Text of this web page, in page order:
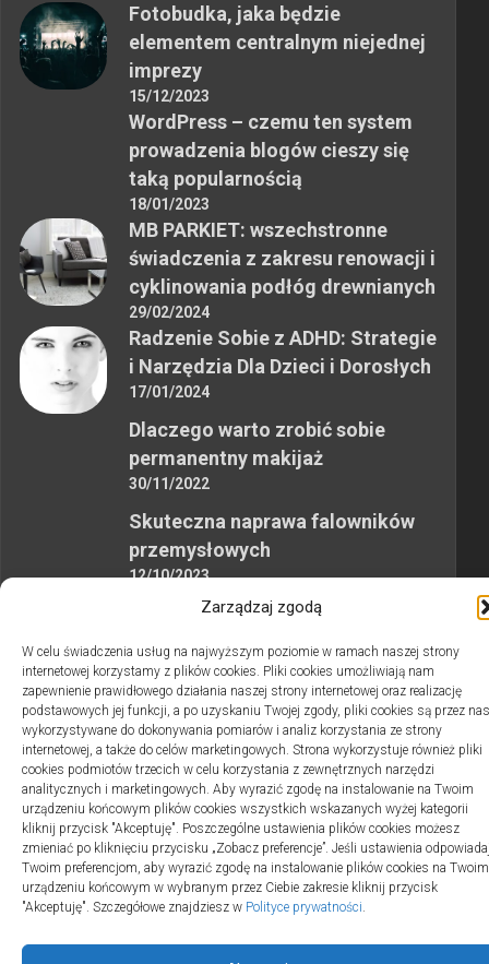
Zarządzaj zgodą
W celu świadczenia usług na najwyższym poziomie w ramach naszej strony
internetowej korzystamy z plików cookies. Pliki cookies umożliwiają nam
zapewnienie prawidłowego działania naszej strony internetowej oraz realizację
podstawowych jej funkcji, a po uzyskaniu Twojej zgody, pliki cookies są przez nas
wykorzystywane do dokonywania pomiarów i analiz korzystania ze strony
internetowej, a także do celów marketingowych. Strona wykorzystuje również pliki
cookies podmiotów trzecich w celu korzystania z zewnętrznych narzędzi
analitycznych i marketingowych. Aby wyrazić zgodę na instalowanie na Twoim
urządzeniu końcowym plików cookies wszystkich wskazanych wyżej kategorii
kliknij przycisk "Akceptuję". Poszczególne ustawienia plików cookies możesz
zmieniać po kliknięciu przycisku „Zobacz preferencje”. Jeśli ustawienia
Twoim preferencjom, aby wyrazić zgodę na instalowanie plików cookies na Twoim
urządzeniu końcowym w wybranym przez Ciebie zakresie kliknij przycisk
"Akceptuję". Szczegółowe znajdziesz w Polityce prywatności.
Fotobudka, jaka będzie
elementem centralnym niejednej
imprezy
15/12/2023
WordPress – czemu ten system
prowadzenia blogów cieszy się
taką popularnością
18/01/2023
MB PARKIET: wszechstronne
świadczenia z zakresu renowacji i
cyklinowania podłóg drewnianych
29/02/2024
Radzenie Sobie z ADHD: Strategie
i Narzędzia Dla Dzieci i Dorosłych
17/01/2024
Dlaczego warto zrobić sobie
permanentny makijaż
30/11/2022
Skuteczna naprawa falowników
przemysłowych
12/10/2023
2swiaty.pl © 2026. Wszelkie prawa zastrzeżone.